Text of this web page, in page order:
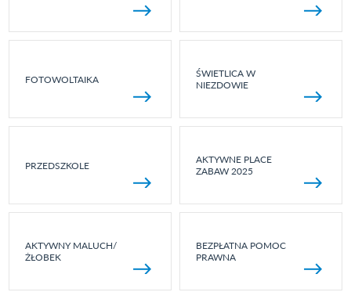
FOTOWOLTAIKA
ŚWIETLICA W
NIEZDOWIE
PRZEDSZKOLE
AKTYWNE PLACE
ZABAW 2025
AKTYWNY MALUCH/
ŻŁOBEK
BEZPŁATNA POMOC
PRAWNA